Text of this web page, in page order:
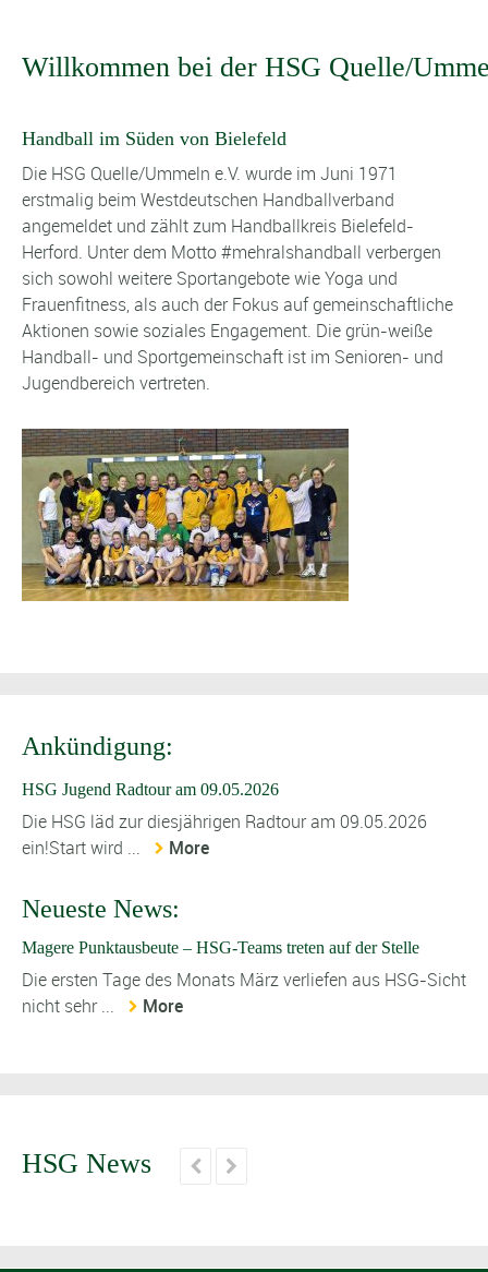
Willkommen bei der HSG Quelle/
Handball im Süden von Bielefeld
Die HSG Quelle/Ummeln e.V. wurde im Juni 1971
erstmalig beim Westdeutschen Handballverband
angemeldet und zählt zum Handballkreis Bielefeld-
Herford. Unter dem Motto #mehralshandball verbergen
sich sowohl weitere Sportangebote wie Yoga und
Frauenfitness, als auch der Fokus auf gemeinschaftliche
Aktionen sowie soziales Engagement. Die grün-weiße
Handball- und Sportgemeinschaft ist im Senioren- und
Jugendbereich vertreten.
Ankündigung:
HSG Jugend Radtour am 09.05.2026
Die HSG läd zur diesjährigen Radtour am 09.05.2026
ein!Start wird ...
More
Neueste News:
Magere Punktausbeute – HSG-Teams treten auf der Stelle
Die ersten Tage des Monats März verliefen aus HSG-Sicht
nicht sehr ...
More
HSG News  